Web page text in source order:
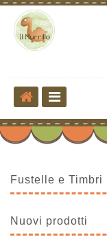
Fustelle e Timbri
Nuovi prodotti